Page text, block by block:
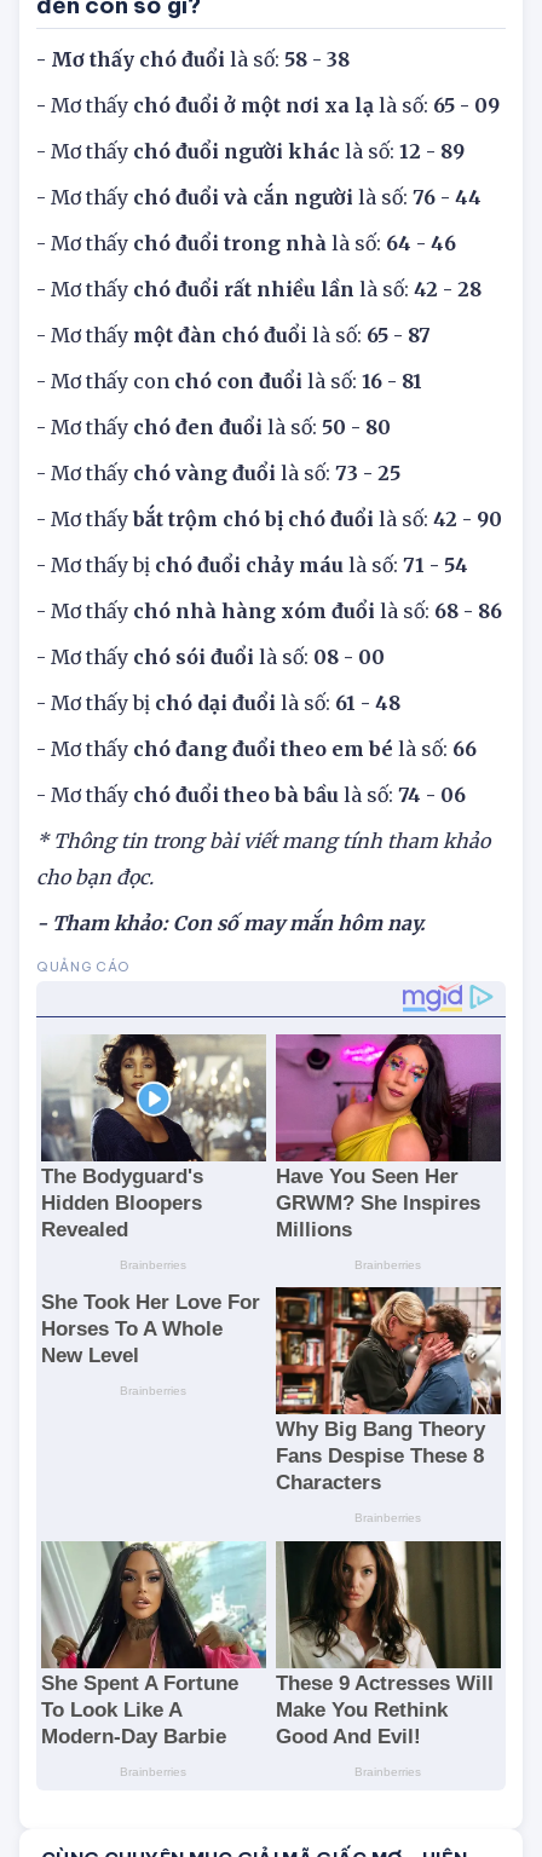
2. Mơ thấy bị chó đuổi, chó cắn liên quan
đến con số gì?
- Mơ thấy chó đuổilà số:58 - 38
- Mơ thấy chó đuổi ở một nơi xa lạlà số:65 - 09
- Mơ thấy chó đuổi người kháclà số:12 - 89
- Mơ thấy chó đuổi và cắn người là số: 76 - 44
- Mơ thấy chó đuổi trong nhàlà số:64 - 46
- Mơ thấy chó đuổi rất nhiều lầnlà số:42 - 28
- Mơ thấy một đàn chó đuổi là số:65 - 87
- Mơ thấy con chó con đuổilà số: 16 - 81
- Mơ thấy chó đen đuổilà số:50 - 80
- Mơ thấy chó vàng đuổilà số:73 - 25
- Mơ thấy bắt trộm chó bị chó đuổilà số:42 - 90
- Mơ thấy bịchó đuổi chảy máulà số: 71 - 54
- Mơ thấy chó nhà hàng xóm đuổilà số:
- Mơ thấy chó sói đuổilà số:08 - 00
- Mơ thấy bịchó dại đuổi là số:61 - 48
- Mơ thấy chó đang đuổi theo em bé là số:66
- Mơ thấychó đuổi theo bà bầulà số:74 - 06
* Thông tin trong bài viết mang tính tham khảo
cho bạn đọc.
- Tham khảo: Con số may mắn hôm nay.